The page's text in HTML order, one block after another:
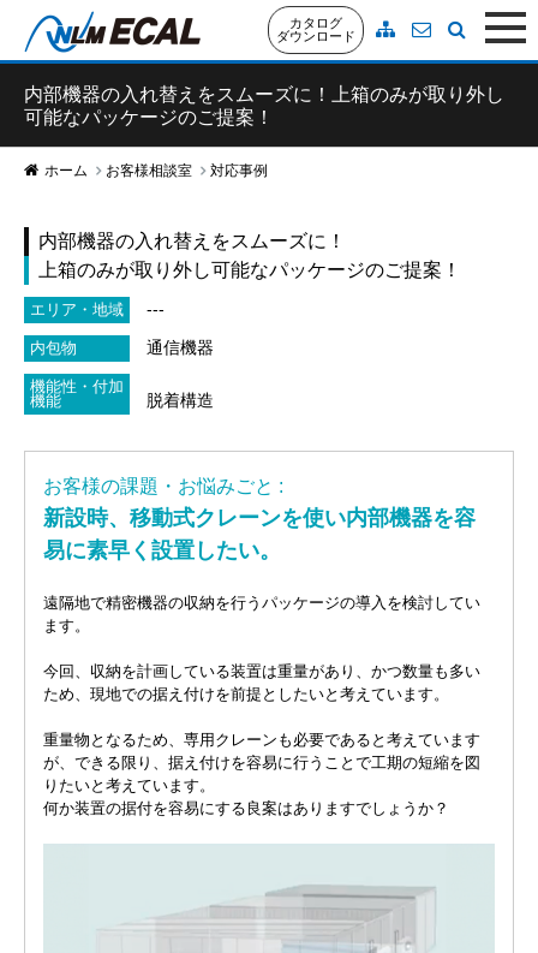
カタログ
ダウンロード
内部機器の入れ替えをスムーズに！上箱のみが取り外し
可能なパッケージのご提案！
ホーム お客様相談室 対応事例
内部機器の入れ替えをスムーズに！
上箱のみが取り外し可能なパッケージのご提案！
エリア・地域 ---
内包物 通信機器
機能性・付加
機能
脱着構造
お客様の課題・お悩みごと :
新設時、移動式クレーンを使い内部機器を容
易に素早く設置したい。
遠隔地で精密機器の収納を行うパッケージの導入を検討してい
ます。
今回、収納を計画している装置は重量があり、かつ数量も多い
ため、現地での据え付けを前提としたいと考えています。
重量物となるため、専用クレーンも必要であると考えています
が、できる限り、据え付けを容易に行うことで工期の短縮を図
りたいと考えています。
何か装置の据付を容易にする良案はありますでしょうか？